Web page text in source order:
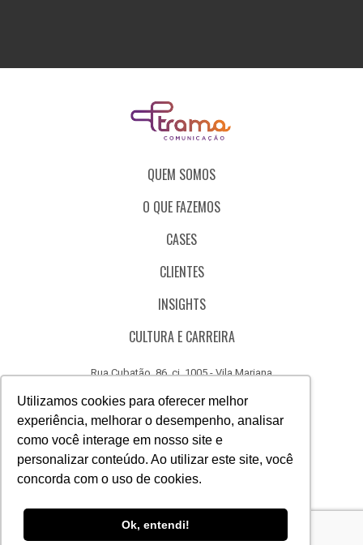
Utilizamos cookies para oferecer melhor
experiência, melhorar o desempenho, analisar
como você interage em nosso site e
personalizar conteúdo. Ao utilizar este site, você
concorda com o uso de cookies.
Ok, entendi!
QUEM SOMOS
O QUE FAZEMOS
CASES
CLIENTES
INSIGHTS
CULTURA E CARREIRA
Rua Cubatão, 86, cj. 1005 - Vila Mariana
CÓDIGO DE ÉTICA
CANAL DE DENÚNCIAS
Acesse
nosso
Acesse
nosso
Acesse
nosso nosso nosso nosso